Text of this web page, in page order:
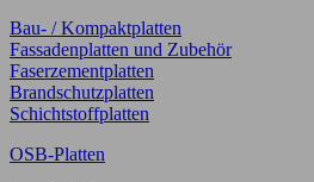
Bau- / Kompaktplatten
Fassadenplatten und Zubehör
Faserzementplatten
Brandschutzplatten
Schichtstoffplatten
OSB-Platten